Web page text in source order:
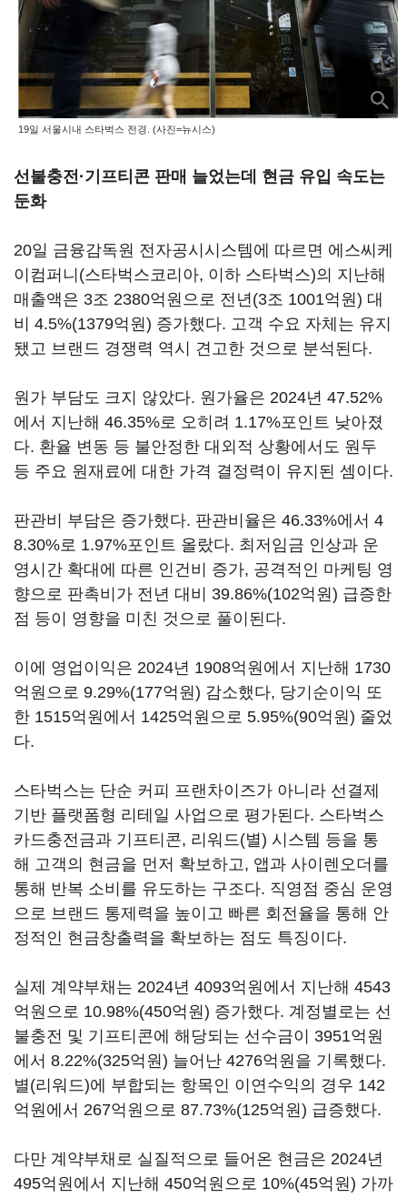
19일 서울시내 스타벅스 전경. (사진=뉴시스)
선불충전·기프티콘 판매 늘었는데 현금 유입 속도는
둔화
20일 금융감독원 전자공시시스템에 따르면 에스씨케
이컴퍼니(스타벅스코리아, 이하 스타벅스)의 지난해
매출액은 3조 2380억원으로 전년(3조 1001억원) 대
비 4.5%(1379억원) 증가했다. 고객 수요 자체는 유지
됐고 브랜드 경쟁력 역시 견고한 것으로 분석된다.
원가 부담도 크지 않았다. 원가율은 2024년 47.52%
에서 지난해 46.35%로 오히려 1.17%포인트 낮아졌
다. 환율 변동 등 불안정한 대외적 상황에서도 원두
등 주요 원재료에 대한 가격 결정력이 유지된 셈이다.
판관비 부담은 증가했다. 판관비율은 46.33%에서 4
8.30%로 1.97%포인트 올랐다. 최저임금 인상과 운
영시간 확대에 따른 인건비 증가, 공격적인 마케팅 영
향으로 판촉비가 전년 대비 39.86%(102억원) 급증한
점 등이 영향을 미친 것으로 풀이된다.
이에 영업이익은 2024년 1908억원에서 지난해 1730
억원으로 9.29%(177억원) 감소했다, 당기순이익 또
한 1515억원에서 1425억원으로 5.95%(90억원) 줄었
다.
스타벅스는 단순 커피 프랜차이즈가 아니라 선결제
기반 플랫폼형 리테일 사업으로 평가된다. 스타벅스
카드충전금과 기프티콘, 리워드(별) 시스템 등을 통
해 고객의 현금을 먼저 확보하고, 앱과 사이렌오더를
통해 반복 소비를 유도하는 구조다. 직영점 중심 운영
으로 브랜드 통제력을 높이고 빠른 회전율을 통해 안
정적인 현금창출력을 확보하는 점도 특징이다.
실제 계약부채는 2024년 4093억원에서 지난해 4543
억원으로 10.98%(450억원) 증가했다. 계정별로는 선
불충전 및 기프티콘에 해당되는 선수금이 3951억원
에서 8.22%(325억원) 늘어난 4276억원을 기록했다.
별(리워드)에 부합되는 항목인 이연수익의 경우 142
억원에서 267억원으로 87.73%(125억원) 급증했다.
다만 계약부채로 실질적으로 들어온 현금은 2024년
495억원에서 지난해 450억원으로 10%(45억원) 가까